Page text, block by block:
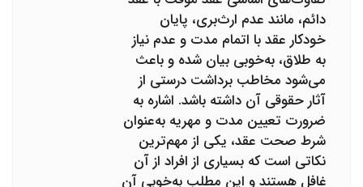
دائم، مانند عدم ارث‌بری، پایان
خودکار عقد با اتمام مدت و عدم نیاز
به طلاق، به‌خوبی بیان شده و باعث
می‌شود مخاطب برداشت درستی از
آثار حقوقی آن داشته باشد. اشاره به
ضرورت تعیین مدت و مهریه به‌عنوان
شرط صحت عقد، یکی از مهم‌ترین
نکاتی است که بسیاری از افراد از آن
غافل هستند و این مطلب به‌خوبی آن